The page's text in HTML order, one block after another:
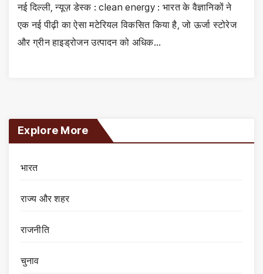
नई दिल्ली, न्यूज़ डेस्क : clean energy : भारत के वैज्ञानिकों ने
एक नई पीढ़ी का ऐसा मटेरियल विकसित किया है, जो ऊर्जा स्टोरेज
और ग्रीन हाइड्रोजन उत्पादन को अधिक…
Explore More
भारत
राज्य और शहर
राजनीति
चुनाव